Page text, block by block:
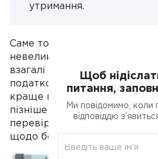
утримання.
Саме тому деякі
невелика, починають
взагалі ініціювати
податкової безпеки та
краще понести розумні
пізніше пояснювати
перевіряючим або брати
щодо безпідставно набутого
Щоб
питання,
Ми повідомимо, коли
відповіддю